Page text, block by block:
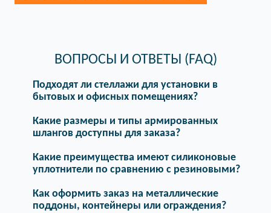
ВОПРОСЫ И ОТВЕТЫ (FAQ)
Подходят ли стеллажи для установки в
бытовых и офисных помещениях?
Какие размеры и типы армированных
шлангов доступны для заказа?
Какие преимущества имеют силиконовые
уплотнители по сравнению с резиновыми?
Как оформить заказ на металлические
поддоны, контейнеры или ограждения?